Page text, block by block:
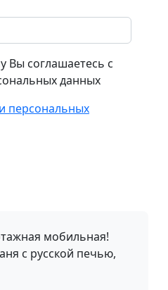
Вы соглашаетесь с
данных
персональных
мобильная!
с русской печью,